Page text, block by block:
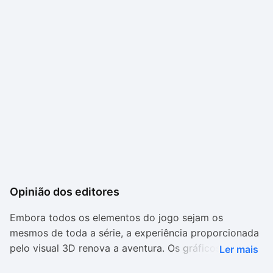
Opinião dos editores
Embora todos os elementos do jogo sejam os
mesmos de toda a série, a experiência proporcionada
pelo visual 3D renova a aventura. Os gráficos deLer mais